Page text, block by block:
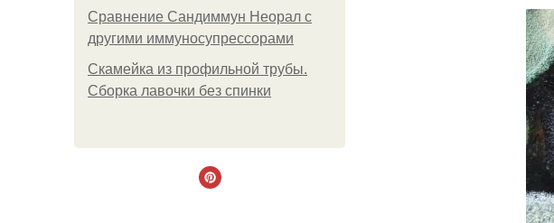
Сравнение Сандиммун Неорал с
другими иммуносупрессорами
Скамейка из профильной трубы.
Сборка лавочки без спинки